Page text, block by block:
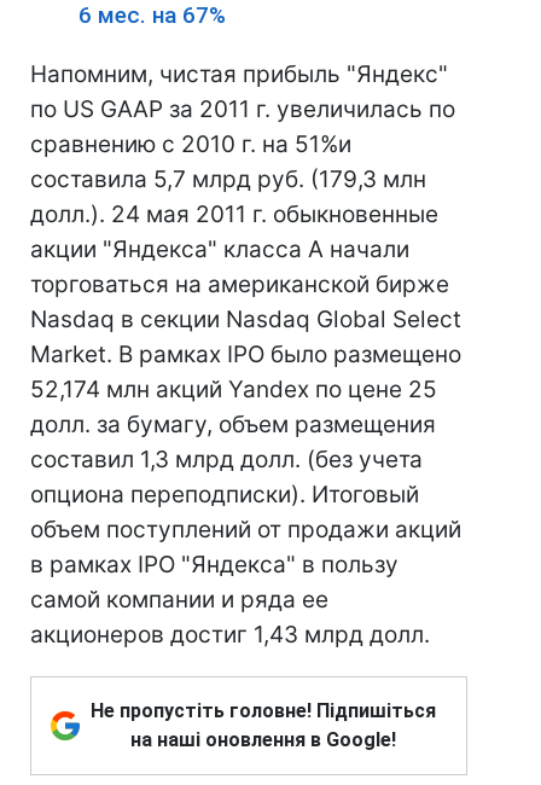
6 мес. на 67%
Напомним, чистая прибыль "Яндекс"
по US GAAP за 2011 г. увеличилась по
сравнению с 2010 г. на 51%и
составила 5,7 млрд руб. (179,3 млн
долл.). 24 мая 2011 г. обыкновенные
акции "Яндекса" класса A начали
торговаться на американской бирже
Nasdaq в секции Nasdaq Global Select
Market. В рамках IPO было размещено
52,174 млн акций Yandex по цене 25
долл. за бумагу, объем размещения
составил 1,3 млрд долл. (без учета
опциона переподписки). Итоговый
объем поступлений от продажи акций
в рамках IPO "Яндекса" в пользу
самой компании и ряда ее
акционеров достиг 1,43 млрд долл.
Не пропустіть головне! Підпишіться
на наші оновлення в Google!